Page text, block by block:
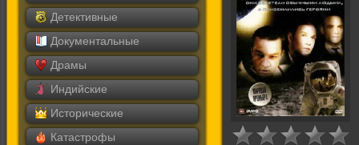
Детективные
Документальные
Драмы
Индийские
Исторические
Катастрофы